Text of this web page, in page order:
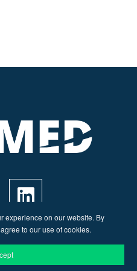
experience on our website. By
to our use of cookies.